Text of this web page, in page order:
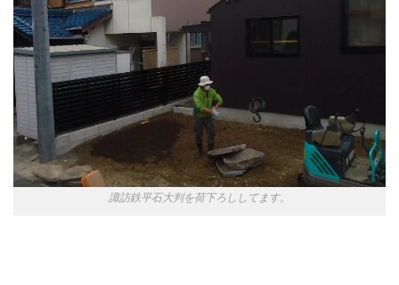
諏訪鉄平石大判を荷下ろししてます。